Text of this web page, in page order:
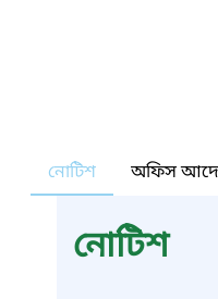
নোটিশ অফিস
নোটিশ